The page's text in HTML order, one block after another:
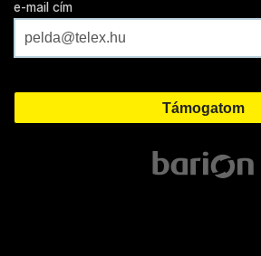
e-mail cím